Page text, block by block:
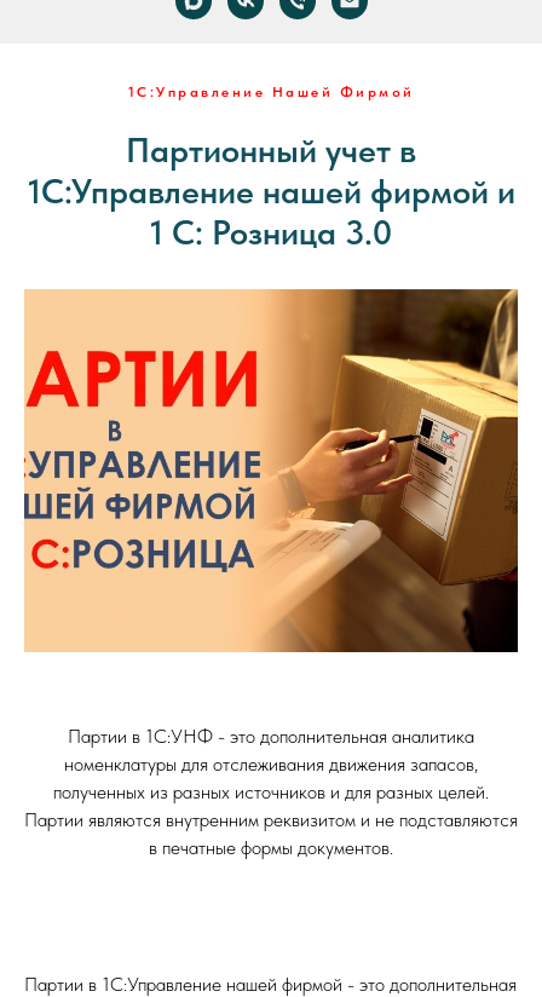
1С:Управление Нашей Фирмой
Партионный учет в
1С:Управление нашей фирмой и
1 С: Розница 3.0
Партии в 1С:УНФ - это дополнительная аналитика
номенклатуры для отслеживания движения запасов,
полученных из разных источников и для разных целей.
Партии являются внутренним реквизитом и не подставляются
в печатные формы документов.
Партии в 1С:Управление нашей фирмой - это дополнительная